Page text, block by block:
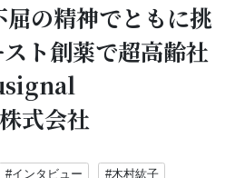
屈の精神でともに挑
ト創薬で超高齢社
式会社
#インタビュー
#木村紘子